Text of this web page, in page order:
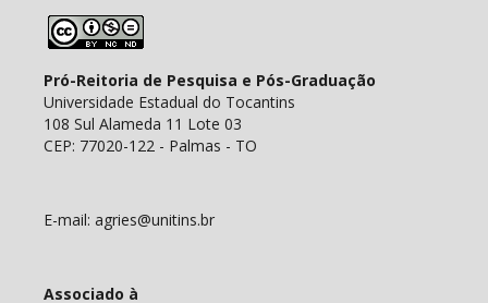
Pró-Reitoria de Pesquisa e Pós-Graduação
Universidade Estadual do Tocantins
108 Sul Alameda 11 Lote 03
CEP: 77020-122 - Palmas - TO
E-mail: agries@unitins.br
Associado à